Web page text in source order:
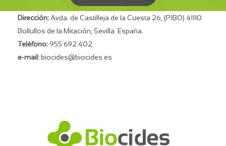
Dirección:Avda. de Castilleja de la Cuesta 26, (PIBO) 41110
Bollullos de la Mitación, Sevilla. España.
Teléfono:955 692 402
e-mail:biocides@biocides.es